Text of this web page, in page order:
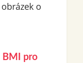
o
BMI pro